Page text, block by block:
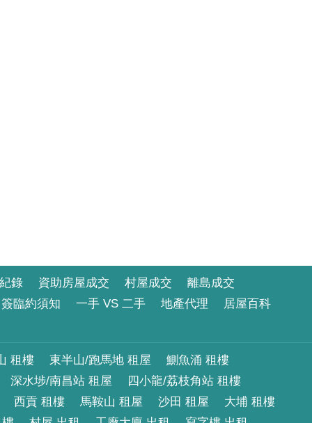
錄 資助房屋成交 村屋成交
離島成交
簽臨約須知 一手 VS 二手 地產代理
居屋百科
租樓 東半山/跑馬地 租屋
鰂魚涌 租樓
深水埗/南昌站 租屋
四小龍/荔枝角站 租樓
西貢 租樓 馬鞍山 租屋 沙田 租屋
大埔 租樓